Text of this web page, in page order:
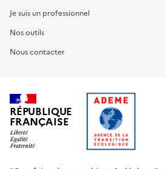
Je suis un professionnel
Nos outils
Nous contacter
RÉPUBLIQUE
FRANÇAISE